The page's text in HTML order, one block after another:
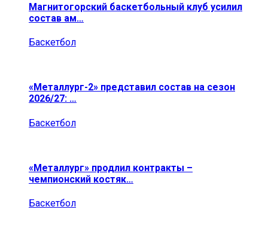
Магнитогорский баскетбольный клуб усилил
состав ам…
Баскетбол
«Металлург-2» представил состав на сезон
2026/27: …
Баскетбол
«Металлург» продлил контракты –
чемпионский костяк…
Баскетбол